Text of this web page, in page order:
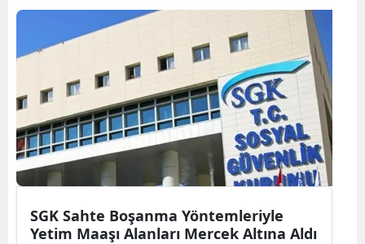
SGK Sahte Boşanma Yöntemleriyle
Yetim Maaşı Alanları Mercek Altına Aldı